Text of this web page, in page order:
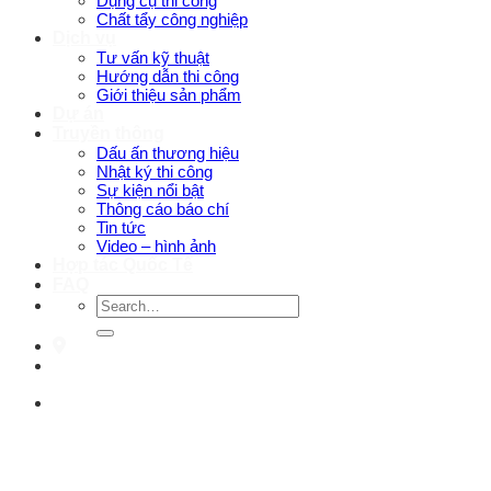
Chất tẩy công nghiệp
Tư vấn kỹ thuật
Hướng dẫn thi công
Giới thiệu sản phẩm
Dấu ấn thương hiệu
Nhật ký thi công
Sự kiện nổi bật
Thông cáo báo chí
Tin tức
Video – hình ảnh
Search
for: